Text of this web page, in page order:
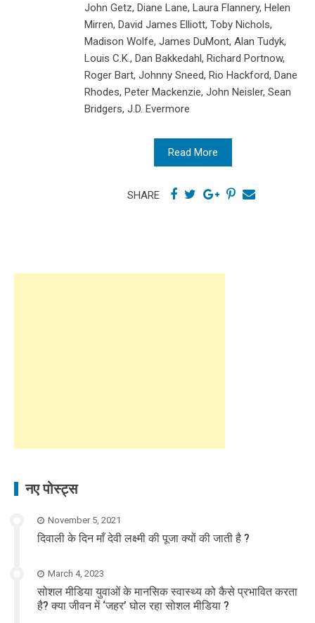
John Getz, Diane Lane, Laura Flannery, Helen
Mirren, David James Elliott, Toby Nichols,
Madison Wolfe, James DuMont, Alan Tudyk,
Louis C.K., Dan Bakkedahl, Richard Portnow,
Roger Bart, Johnny Sneed, Rio Hackford, Dane
Rhodes, Peter Mackenzie, John Neisler, Sean
Bridgers, J.D. Evermore
Read More
SHARE
नए पोस्ट्स
November 5, 2021
दिवाली के दिन माँ देवी लक्ष्मी की पूजा क्यों की जाती है ?
March 4, 2023
सोशल मीडिया युवाओं के मानसिक स्वास्थ्य को कैसे प्रभावित करता
है? क्या जीवन में ‘जहर’ घोल रहा सोशल मीडिया ?